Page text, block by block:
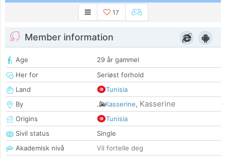
17
Member information
Age
29 år gammel
Her for
Seriøst forhold
Land
Tunisia
By
Kasserine, Kasserine
Origins
Tunisia
Sivil status
Single
Akademisk nivå
Vil fortelle deg